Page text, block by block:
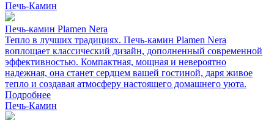
Печь-Камин
Печь-камин Plamen Nera
Тепло в лучших традициях. Печь-камин Plamen Nera
воплощает классический дизайн, дополненный современной
эффективностью. Компактная, мощная и невероятно
надежная, она станет сердцем вашей гостиной, даря живое
тепло и создавая атмосферу настоящего домашнего уюта.
Подробнее
Печь-Камин